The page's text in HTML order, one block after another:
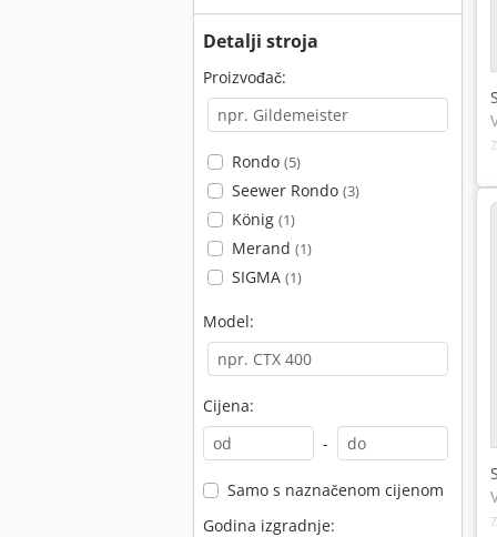
Detalji stroja
Proizvođač:
Rondo (5)
Seewer Rondo (3)
König (1)
Merand (1)
SIGMA (1)
Model:
Cijena:
-
Samo s naznačenom cijenom
Godina izgradnje: